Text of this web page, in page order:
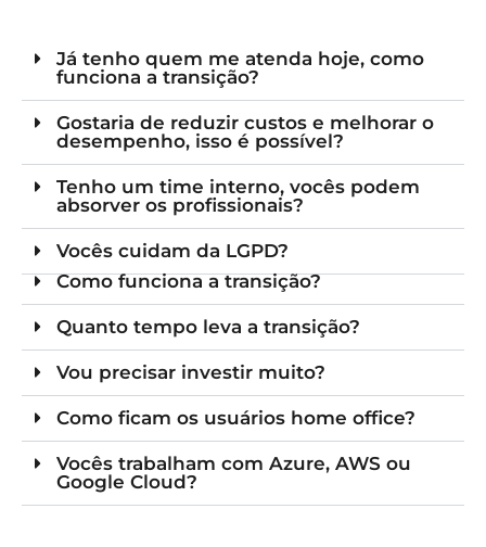
Já tenho quem me atenda hoje, como
funciona a transição?
Gostaria de reduzir custos e melhorar o
desempenho, isso é possível?
Tenho um time interno, vocês podem
absorver os profissionais?
Vocês cuidam da LGPD?
Como funciona a transição?
Quanto tempo leva a transição?
Vou precisar investir muito?
Como ficam os usuários home office?
Vocês trabalham com Azure, AWS ou
Google Cloud?